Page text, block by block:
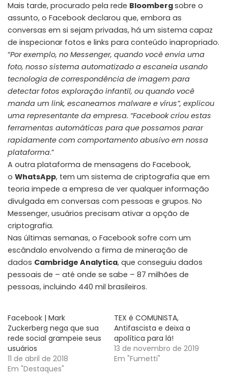
Mais tarde, procurado pela rede Bloombergsobre o
assunto, o Facebook declarou que, embora as
conversas em si sejam privadas, há um sistema capaz
de inspecionar fotos e links para conteúdo inapropriado.
“Por exemplo, no Messenger, quando você envia uma
foto, nosso sistema automatizado a escaneia usando
tecnologia de correspondência de imagem para
detectar fotos exploração infantil, ou quando você
manda um link, escaneamos malware e vírus”, explicou
uma representante da empresa. “Facebook criou estas
ferramentas automáticas para que possamos parar
rapidamente com comportamento abusivo em nossa
plataforma.”
A outra plataforma de mensagens do Facebook,
o WhatsApp, tem um sistema de criptografia que em
teoria impede a empresa de ver qualquer informação
divulgada em conversas com pessoas e grupos. No
Messenger, usuários precisam ativar a opção de
criptografia.
Nas últimas semanas, o Facebook sofre com um
escândalo envolvendo a firma de mineração de
dados Cambridge Analytica, que conseguiu dados
pessoais de – até onde se sabe – 87 milhões de
pessoas, incluindo 440 mil brasileiros.
Facebook | Mark
Zuckerberg nega que sua
rede social grampeie seus
usuários
11 de abril de 2018
Em "Destaques"
TEX é COMUNISTA,
Antifascista e deixa a
apolítica para lá!
13 de novembro de 2019
Em "Fumetti"